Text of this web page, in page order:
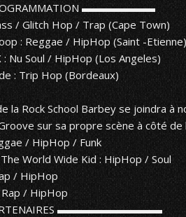
▬▬▬▬▬▬▬
/ Glitch Hop / Trap (Cape Town)
: Reggae / HipHop (Saint -Etienne)
: Nu Soul / HipHop (Los Angeles)
: Trip Hop (Bordeaux)
la Rock School Barbeyse joindra à
sur sa propre scène à côté de
/ HipHop / Funk
World Wide Kid : HipHop / Soul
/ HipHop
Rap / HipHop
▬▬▬▬▬▬▬▬▬▬